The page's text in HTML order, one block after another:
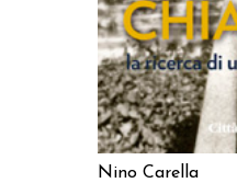
Nino Carella